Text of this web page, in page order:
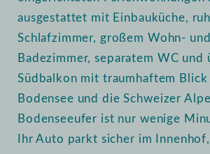
ausgestattet mit Einbauküche,
Schlafzimmer, großem Wohn-
Badezimmer, separatem WC und
Südbalkon mit traumhaftem Blick
Bodensee und die Schweizer
Bodenseeufer ist nur wenige
Ihr Auto parkt sicher im